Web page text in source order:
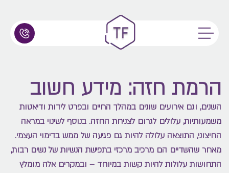
הרמת חזה: מידע חשוב
השנים, וגם אירועים שונים במהלך החיים ובפרט לידות ודיאטות
משמעותיות, עלולים לגרום לצניחת החזה. בנוסף לשינוי במראה
החיצוני, התוצאה עלולה להיות גם פגיעה של ממש בדימוי העצמי.
מאחר שהשדיים הם מרכיב מרכזי בתפישת הנשיות של נשים רבות,
התחושות עלולות להיות קשות במיוחד – ובמקרים אלה מומלץ